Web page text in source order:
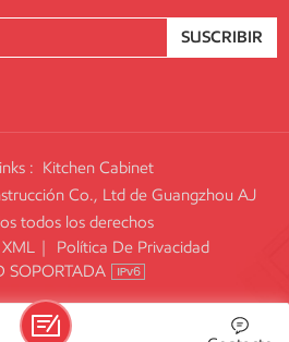
SUSCRIBIR
: Kitchen Cabinet
Co., Ltd de Guangzhou AJ
todos los derechos
XML |
Política De Privacidad
SOPORTADA